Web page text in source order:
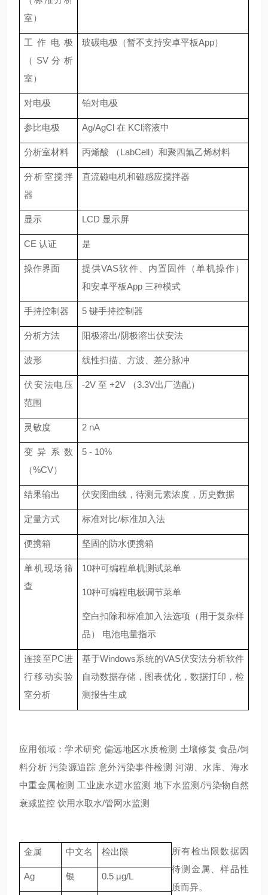
室）
工作电极
（ SV分析
室）
玻碳电极（暂不支持安卓平板App）
对电极 铂对电极
参比电极 Ag/AgCl 在 KCl溶液中
分析室材料 丙烯酸 （LabCell）和聚四氟乙烯材料
分析室搅拌
器
直流磁电机和磁感应搅拌器
显示 LCD 显示屏
CE 认证 是
操作界面 提供VAS软件、内置固件（单机操作）
和安卓平板App 三种模式
手持控制器 5 键手持控制器
分析方法 阳极溶出/阴极溶出伏安法
波形 线性扫描、方波、差分脉冲
伏安法电压
范围
-2V 至 +2V （3.3V出厂选配）
灵敏度 2 nA
变异系数
（%CV）
5 - 10%
结果输出 伏安图曲线，待测元素浓度，历史数据
定量方式 标准对比/标准加入法
便携箱 坚固的防水便携箱
单机现场筛
查
10种可编程单机测试菜单
10种可编程电极调节菜单
空白扣除和标准加入法选项（用于复杂样
品）
电池电量指示
连接至PC进
行移动实验
室分析
基于Windows系统的VAS伏安法分析软件
自动数据存储，图表优化，数据打印，检
测报告生成
应用领域 ：学术研究 偏远地区水质检测 土壤修复 食品/饲
料分析 污染源追踪 意外污染事件检测 河湖、水库、海水
中重金属检测 工业废水进水监测 地下水监测/污染物自然
衰减监控 饮用水取水/管网水监测
金属 中文名 检出限
Ag 银 0.5 μg/L
所有检出限数据因
待测金属、样品性
质而异。